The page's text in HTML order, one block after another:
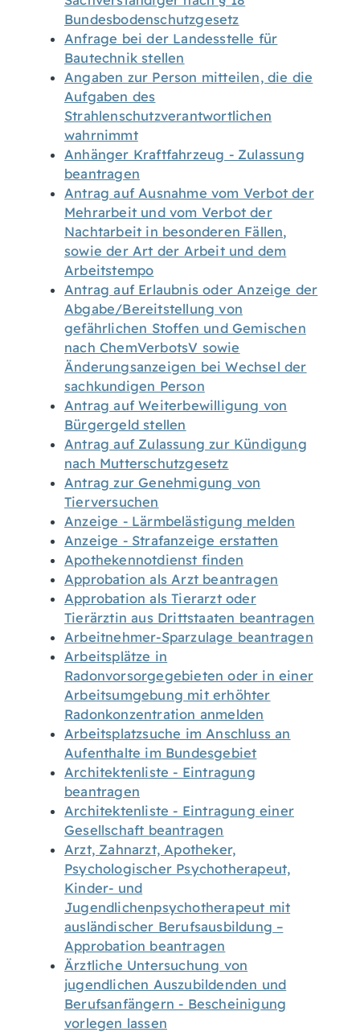
Bundesbodenschutzgesetz
Anfrage bei der Landesstelle für
Bautechnik stellen
Angaben zur Person mitteilen, die die
Aufgaben des
Strahlenschutzverantwortlichen
wahrnimmt
Anhänger Kraftfahrzeug - Zulassung
beantragen
Antrag auf Ausnahme vom Verbot der
Mehrarbeit und vom Verbot der
Nachtarbeit in besonderen Fällen,
sowie der Art der Arbeit und dem
Arbeitstempo
Antrag auf Erlaubnis oder Anzeige der
Abgabe/Bereitstellung von
gefährlichen Stoffen und Gemischen
nach ChemVerbotsV sowie
Änderungsanzeigen bei Wechsel der
sachkundigen Person
Antrag auf Weiterbewilligung von
Bürgergeld stellen
Antrag auf Zulassung zur Kündigung
nach Mutterschutzgesetz
Antrag zur Genehmigung von
Tierversuchen
Anzeige - Lärmbelästigung melden
Anzeige - Strafanzeige erstatten
Apothekennotdienst finden
Approbation als Arzt beantragen
Approbation als Tierarzt oder
Tierärztin aus Drittstaaten beantragen
Arbeitnehmer-Sparzulage beantragen
Arbeitsplätze in
Radonvorsorgegebieten oder in einer
Arbeitsumgebung mit erhöhter
Radonkonzentration anmelden
Arbeitsplatzsuche im Anschluss an
Aufenthalte im Bundesgebiet
Architektenliste - Eintragung
beantragen
Architektenliste - Eintragung einer
Gesellschaft beantragen
Arzt, Zahnarzt, Apotheker,
Psychologischer Psychotherapeut,
Kinder- und
Jugendlichenpsychotherapeut mit
ausländischer Berufsausbildung –
Approbation beantragen
Ärztliche Untersuchung von
jugendlichen Auszubildenden und
Berufsanfängern - Bescheinigung
vorlegen lassen